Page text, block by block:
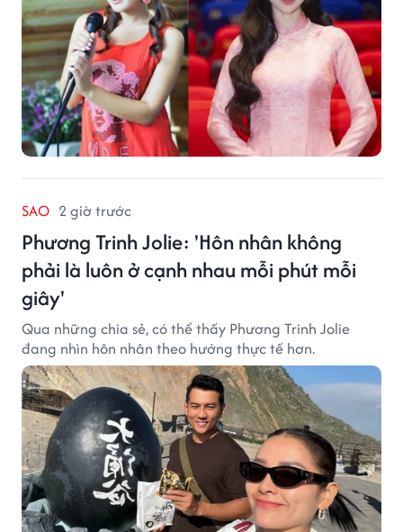
SAO 2 giờ trước
Phương Trinh Jolie: 'Hôn nhân không
phải là luôn ở cạnh nhau mỗi phút mỗi
giây'
Qua những chia sẻ, có thể thấy Phương Trinh Jolie
đang nhìn hôn nhân theo hướng thực tế hơn.